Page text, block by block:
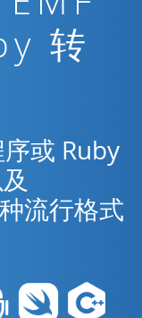
转
或 Ruby
流行格式